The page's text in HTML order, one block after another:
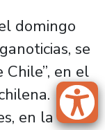
domingo
se
en el
Por
en la